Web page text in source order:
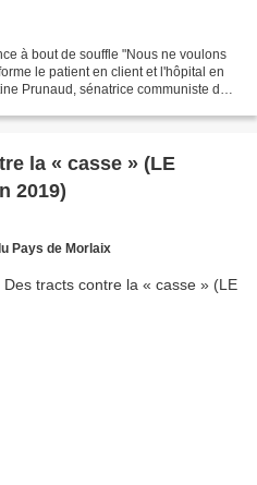
à bout de souffle "Nous ne voulons
le patient en client et l'hôpital en
Prunaud, sénatrice communiste des
la « casse » (LE
2019)
Pays de Morlaix